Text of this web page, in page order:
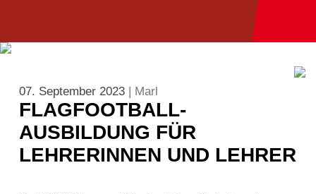
07. September 2023 | Marl
FLAGFOOTBALL-
AUSBILDUNG FÜR
LEHRERINNEN UND LEHRER